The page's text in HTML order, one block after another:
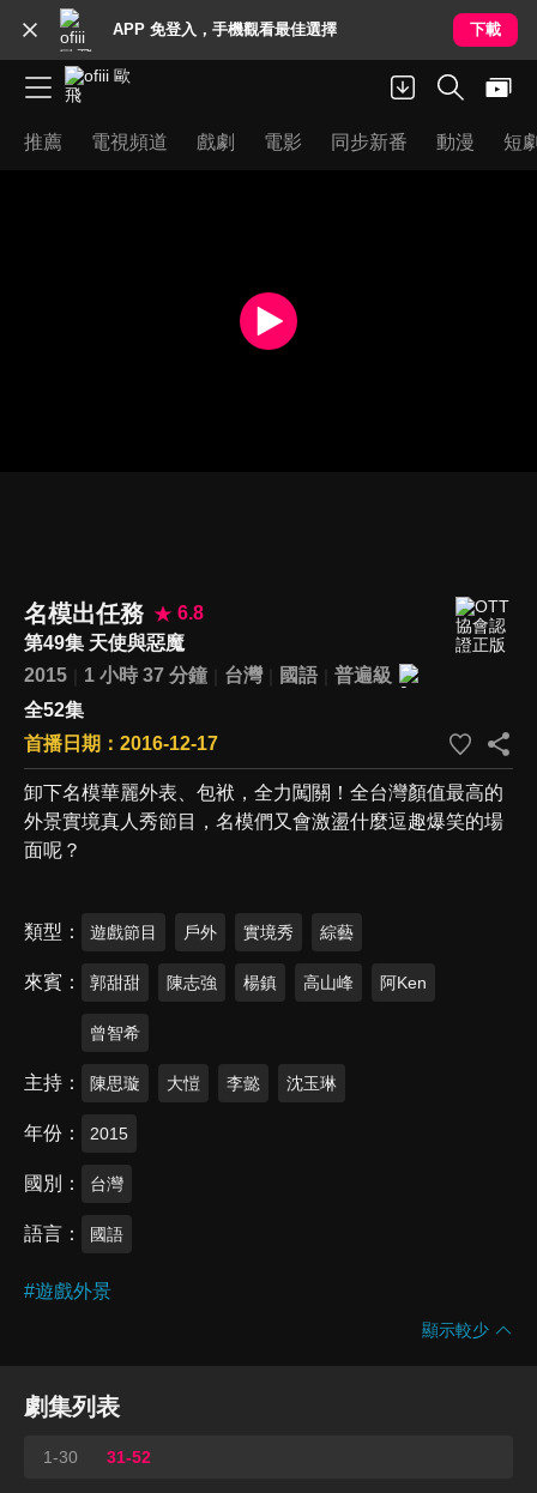
APP 免登入，手機觀看最佳選擇 下載
推薦 電視頻道 戲劇 電影 同步新番 動漫 短
名模出任務
6.8
第49集 天使與惡魔
2015
1 小時 37 分鐘 台灣 國語
普遍級
全52集
首播日期：2016-12-17
卸下名模華麗外表、包袱，全力闖關！全台灣顏值最高的
外景實境真人秀節目，名模們又會激盪什麼逗趣爆笑的場
面呢？
類型 遊戲節目 戶外 實境秀 綜藝
來賓 郭甜甜 陳志強 楊鎮 高山峰 阿Ken
曾智希
主持 陳思璇 大愷 李懿 沈玉琳
年份 2015
國別 台灣
語言 國語
#遊戲外景
顯示較少
劇集列表
1-30 31-52